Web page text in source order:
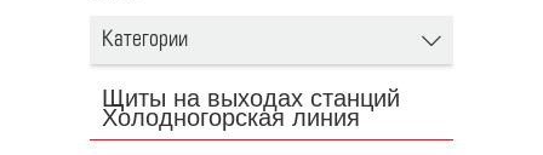
Категории
Щиты на выходах станций
Холодногорская линия